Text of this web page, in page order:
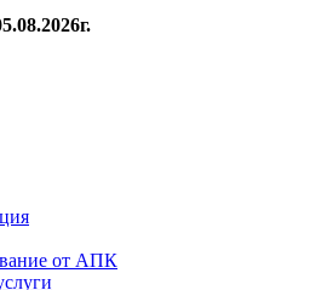
от АПК